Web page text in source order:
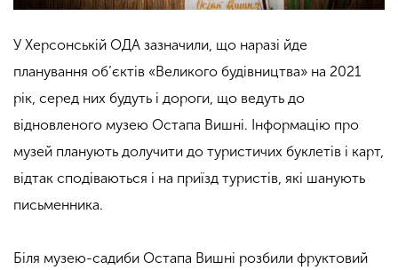
У Херсонській ОДА зазначили, що наразі йде
планування об’єктів «Великого будівництва» на 2021
рік, серед них будуть і дороги, що ведуть до
відновленого музею Остапа Вишні. Інформацію про
музей планують долучити до туристичих буклетів і карт,
відтак сподіваються і на приїзд туристів, які шанують
письменника.
Біля музею-садиби Остапа Вишні розбили фруктовий